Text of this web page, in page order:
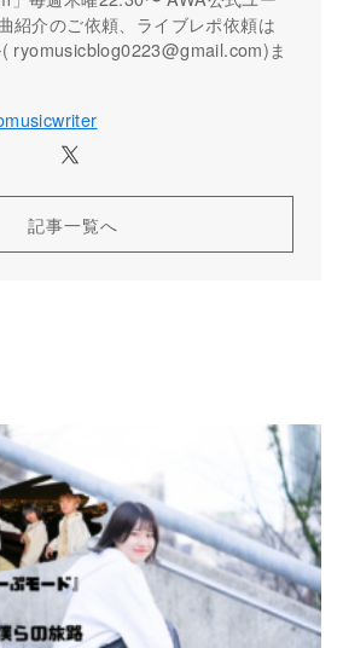
紹介のご依頼、ライブレポ依頼は
ryomusicblog0223@gmail.com)ま
記事一覧へ